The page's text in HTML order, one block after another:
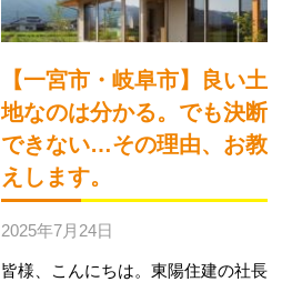
【一宮市・岐阜市】良い土
地なのは分かる。でも決断
できない…その理由、お教
えします。
2025年7月24日
皆様、こんにちは。東陽住建の社長